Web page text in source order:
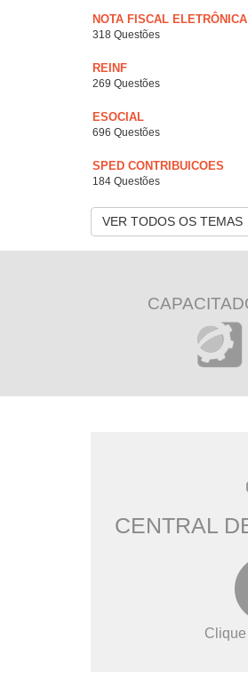
NOTA FISCAL ELETRÔNICA
318 Questões
REINF
269 Questões
ESOCIAL
696 Questões
SPED CONTRIBUICOES
184 Questões
VER TODOS OS TEMAS
CENTRAL